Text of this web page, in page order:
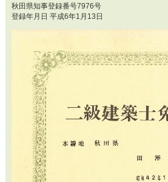
秋田県知事登録番号7976号
登録年月日 平成6年1月13日